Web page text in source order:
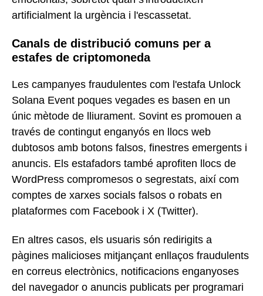
artificialment la urgència i l'escassetat.
Canals de distribució comuns per a
estafes de criptomoneda
Les campanyes fraudulentes com l'estafa Unlock
Solana Event poques vegades es basen en un
únic mètode de lliurament. Sovint es promouen a
través de contingut enganyós en llocs web
dubtosos amb botons falsos, finestres emergents i
anuncis. Els estafadors també aprofiten llocs de
WordPress compromesos o segrestats, així com
comptes de xarxes socials falsos o robats en
plataformes com Facebook i X (Twitter).
En altres casos, els usuaris són redirigits a
pàgines malicioses mitjançant enllaços fraudulents
en correus electrònics, notificacions enganyoses
del navegador o anuncis publicats per programari